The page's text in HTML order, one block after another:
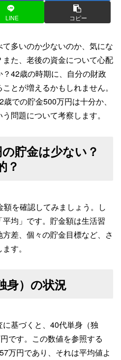
LINE コピー
多いのか少ないのか、気にな
た、老後の資金について心配
42歳の時期に、自分の財政
とが増えるかもしれません。
での貯金500万円は十分か、
問題について考察します。
貯金は少ない？
？
額を確認してみましょう。し
均」です。貯金額は生活習
差、個々の貯金目標など、さ
す。
身）の状況
基づくと、40代単身（独
です。この数値を参照する
万円であり、それは平均値よ